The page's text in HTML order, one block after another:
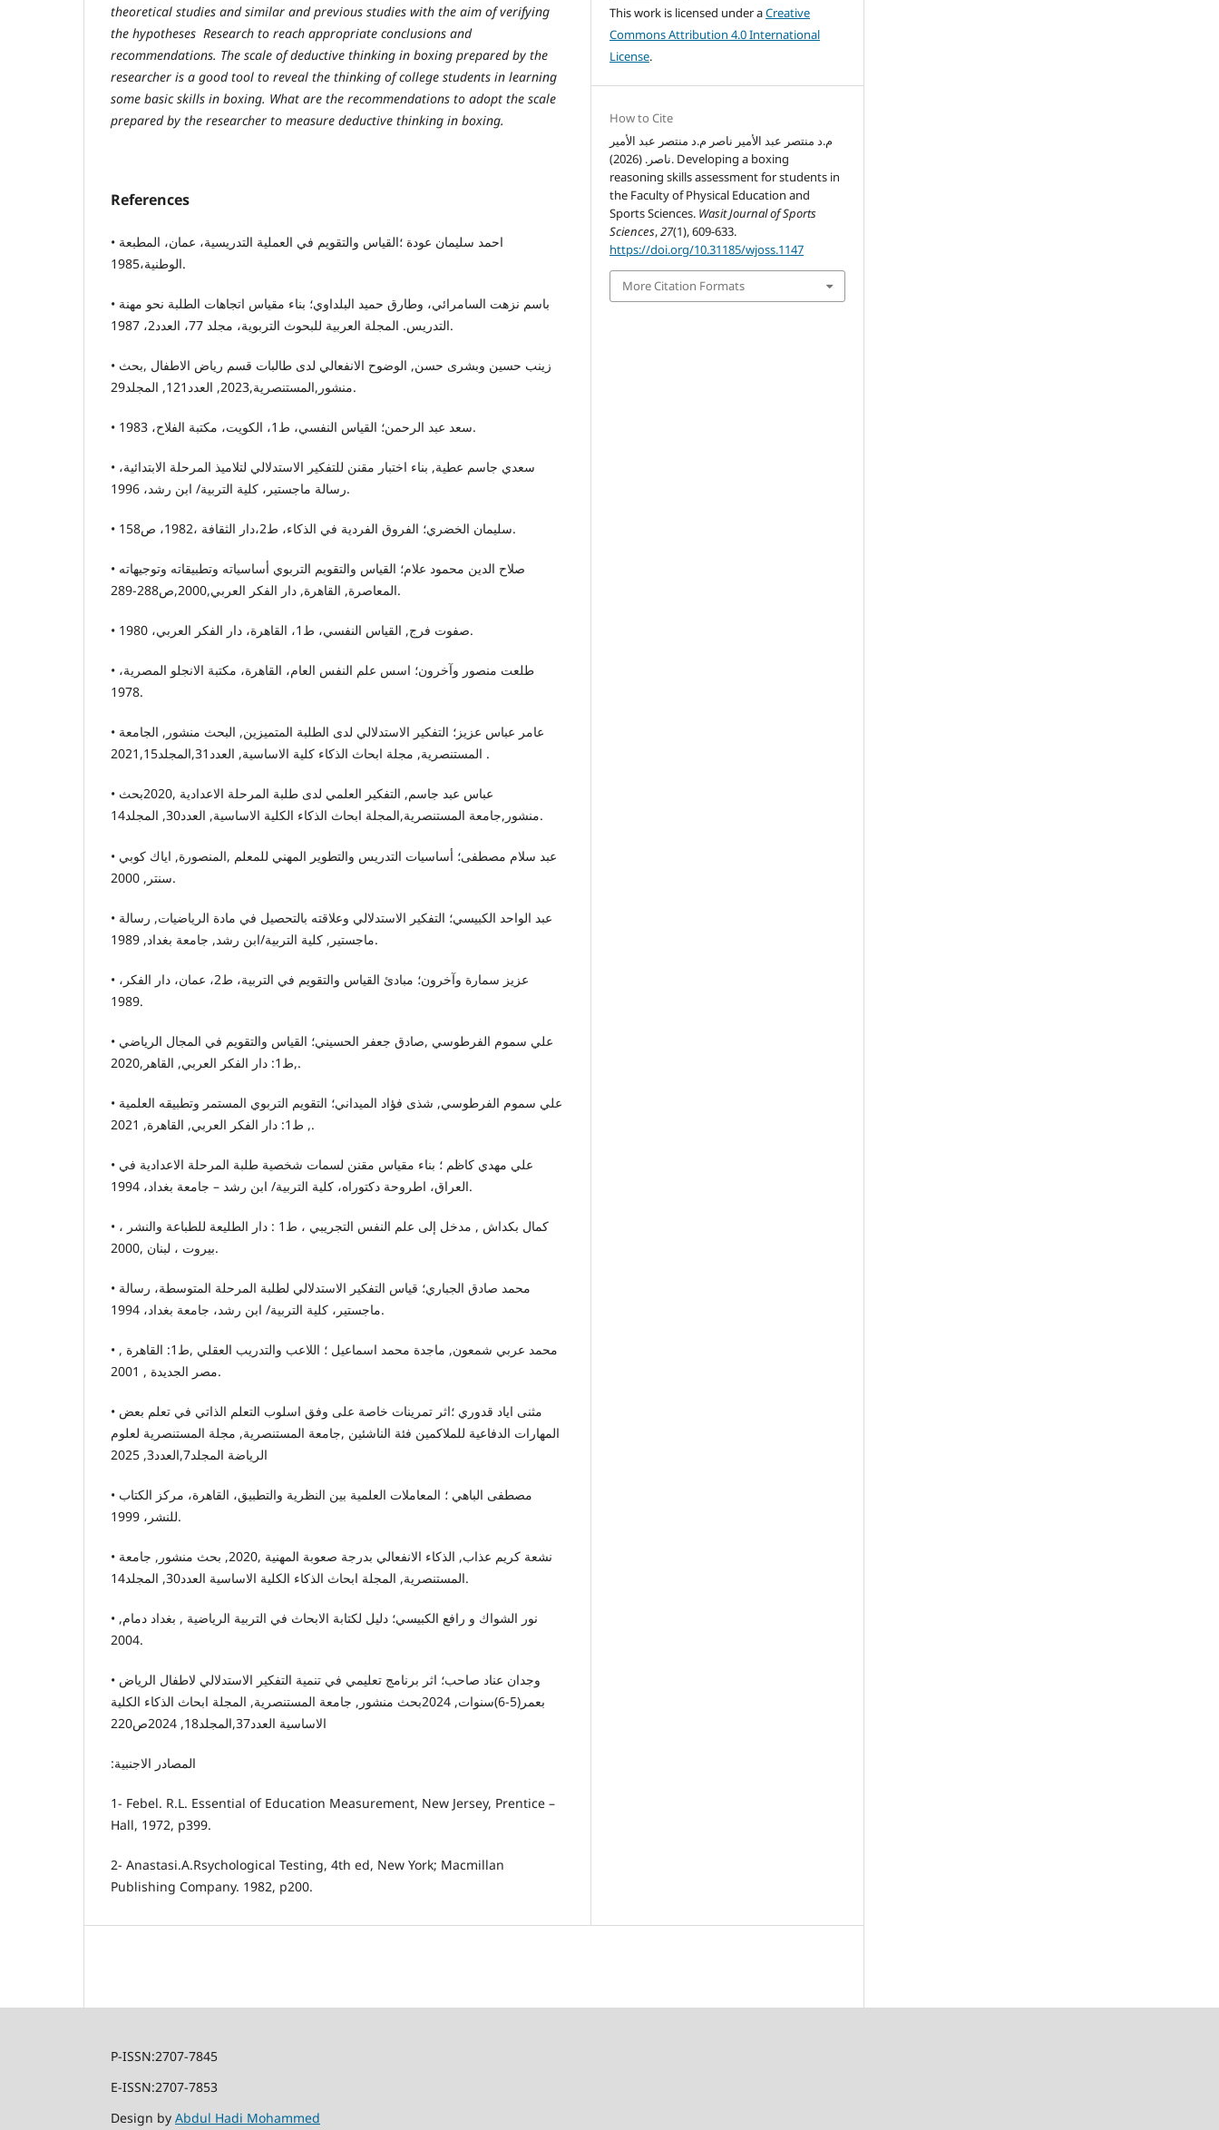
theoretical studies and similar and previous studies with the aim of verifying
the hypotheses Research to reach appropriate conclusions and
recommendations. The scale of deductive thinking in boxing prepared by the
researcher is a good tool to reveal the thinking of college students in learning
some basic skills in boxing. What are the recommendations to adopt the scale
prepared by the researcher to measure deductive thinking in boxing.
References
• احمد سليمان عودة ؛القياس والتقويم في العملية التدريسية، عمان، المطبعة
الوطنية،1985.
• باسم نزهت السامرائي، وطارق حميد البلداوي؛ بناء مقياس اتجاهات الطلبة نحو مهنة
التدريس. المجلة العربية للبحوث التربوية، مجلد 77، العدد2، 1987.
• زينب حسين وبشرى حسن, الوضوح الانفعالي لدى طالبات قسم رياض الاطفال ,بحث
منشور,المستنصرية,2023, العدد121, المجلد29.
• سعد عبد الرحمن؛ القياس النفسي، ط1، الكويت، مكتبة الفلاح، 1983.
• سعدي جاسم عطية, بناء اختبار مقنن للتفكير الاستدلالي لتلاميذ المرحلة الابتدائية،
رسالة ماجستير، كلية التربية/ ابن رشد، 1996.
• سليمان الخضري؛ الفروق الفردية في الذكاء، ط2،دار الثقافة ،1982، ص158.
• صلاح الدين محمود علام؛ القياس والتقويم التربوي أساسياته وتطبيقاته وتوجيهاته
المعاصرة, القاهرة, دار الفكر العربي,2000,ص288-289.
• صفوت فرج, القياس النفسي، ط1، القاهرة، دار الفكر العربي، 1980.
• طلعت منصور وآخرون؛ اسس علم النفس العام، القاهرة، مكتبة الانجلو المصرية،
1978.
• عامر عباس عزيز؛ التفكير الاستدلالي لدى الطلبة المتميزين, البحث منشور, الجامعة
المستنصرية, مجلة ابحاث الذكاء كلية الاساسية, العدد31,المجلد2021,15 .
• عباس عبد جاسم, التفكير العلمي لدى طلبة المرحلة الاعدادية ,2020بحث
منشور,جامعة المستنصرية,المجلة ابحاث الذكاء الكلية الاساسية, العدد30, المجلد14.
• عبد سلام مصطفى؛ أساسيات التدريس والتطوير المهني للمعلم ,المنصورة, اياك كوبي
سنتر, 2000.
• عبد الواحد الكبيسي؛ التفكير الاستدلالي وعلاقته بالتحصيل في مادة الرياضيات, رسالة
ماجستير, كلية التربية/ابن رشد, جامعة بغداد, 1989.
• عزيز سمارة وآخرون؛ مبادئ القياس والتقويم في التربية، ط2، عمان، دار الفكر،
1989.
• علي سموم الفرطوسي ,صادق جعفر الحسيني؛ القياس والتقويم في المجال الرياضي
,ط1: دار الفكر العربي, القاهر,2020.
• علي سموم الفرطوسي, شذى فؤاد الميداني؛ التقويم التربوي المستمر وتطبيقه العلمية
, ط1: دار الفكر العربي, القاهرة, 2021.
• علي مهدي كاظم ؛ بناء مقياس مقنن لسمات شخصية طلبة المرحلة الاعدادية في
العراق، اطروحة دكتوراه، كلية التربية/ ابن رشد – جامعة بغداد، 1994.
• كمال بكداش , مدخل إلى علم النفس التجريبي ، ط1 : دار الطليعة للطباعة والنشر ،
بيروت ، لبنان ,2000.
• محمد صادق الجباري؛ قياس التفكير الاستدلالي لطلبة المرحلة المتوسطة، رسالة
ماجستير، كلية التربية/ ابن رشد، جامعة بغداد، 1994.
• محمد عربي شمعون, ماجدة محمد اسماعيل ؛ اللاعب والتدريب العقلي ,ط1: القاهرة ,
مصر الجديدة , 2001.
• مثنى اياد قدوري ؛اثر تمرينات خاصة على وفق اسلوب التعلم الذاتي في تعلم بعض
المهارات الدفاعية للملاكمين فئة الناشئين ,جامعة المستنصرية, مجلة المستنصرية لعلوم
الرياضة المجلد7,العدد3, 2025
• مصطفى الباهي ؛ المعاملات العلمية بين النظرية والتطبيق، القاهرة، مركز الكتاب
للنشر، 1999.
• نشعة كريم عذاب, الذكاء الانفعالي بدرجة صعوبة المهنية ,2020, بحث منشور, جامعة
المستنصرية, المجلة ابحاث الذكاء الكلية الاساسية العدد30, المجلد14.
• نور الشواك و رافع الكبيسي؛ دليل لكتابة الابحاث في التربية الرياضية , بغداد دمام,
2004.
• وجدان عناد صاحب؛ اثر برنامج تعليمي في تنمية التفكير الاستدلالي لاطفال الرياض
بعمر(5-6)سنوات, 2024بحث منشور, جامعة المستنصرية, المجلة ابحاث الذكاء الكلية
الاساسية العدد37,المجلد18, 2024ص220
:المصادر الاجنبية
1- Febel. R.L. Essential of Education Measurement, New Jersey, Prentice –
Hall, 1972, p399.
2- Anastasi.A.Rsychological Testing, 4th ed, New York; Macmillan
Publishing Company. 1982, p200.
This work is licensed under aCreative
Commons Attribution 4.0 International
License.
How to Cite
م.د منتصر عبد الأمير ناصر م.د منتصر عبد الأمير
ناصر. (2026). Developing a boxing
reasoning skills assessment for students in
the Faculty of Physical Education and
Sports Sciences. Wasit Journal of Sports
Sciences,27(1), 609-633.
https://doi.org/10.31185/wjoss.1147
More Citation Formats
P-ISSN:2707-7845
E-ISSN:2707-7853
Design by Abdul Hadi Mohammed